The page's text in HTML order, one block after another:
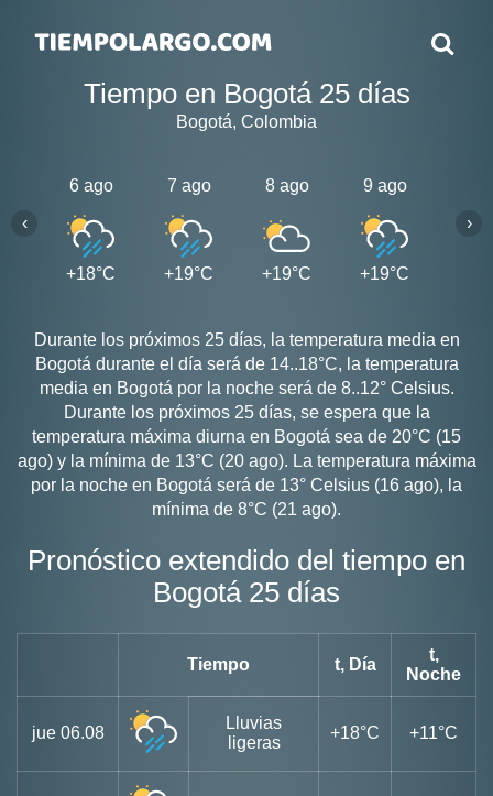
Tiempo en Bogotá 25 días
Bogotá, Colombia
6 ago
+18°C
7 ago
+19°C
8 ago
+19°C
9 ago
+19°C
‹ ›
Durante los próximos 25 días, la temperatura media en
Bogotá durante el día será de 14..18°C, la temperatura
media en Bogotá por la noche será de 8..12° Celsius.
Durante los próximos 25 días, se espera que la
temperatura máxima diurna en Bogotá sea de 20°C (15
ago) y la mínima de 13°C (20 ago). La temperatura máxima
por la noche en Bogotá será de 13° Celsius (16 ago), la
mínima de 8°C (21 ago).
Pronóstico extendido del tiempo en
Bogotá 25 días
Tiempo t, Día
t,
Noche
jue 06.08
Lluvias
ligeras
+18°C +11°C